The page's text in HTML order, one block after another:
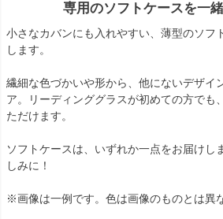
専用のソフトケースを一
小さなカバンにも入れやすい、薄型のソフ
します。
繊細な色づかいや形から、他にないデザイ
ア。リーディンググラスが初めての方でも
ただけます。
ソフトケースは、いずれか一点をお届けし
しみに！
※画像は一例です。色は画像のものとは異